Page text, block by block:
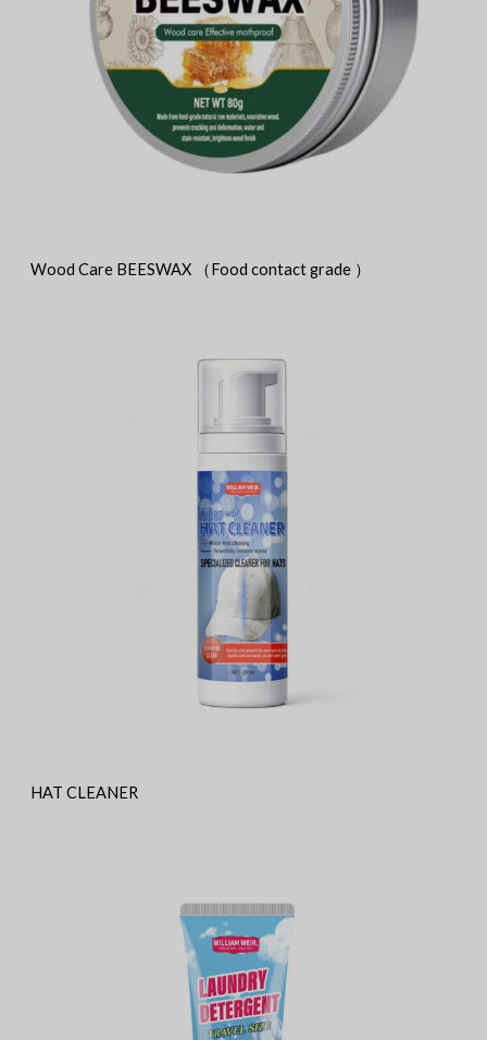
Wood Care BEESWAX （Food contact grade ）
HAT CLEANER